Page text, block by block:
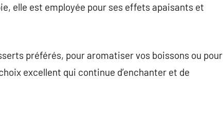
elle est employée pour ses effets apaisants et
préférés, pour aromatiser vos boissons ou pour
excellent qui continue d’enchanter et de